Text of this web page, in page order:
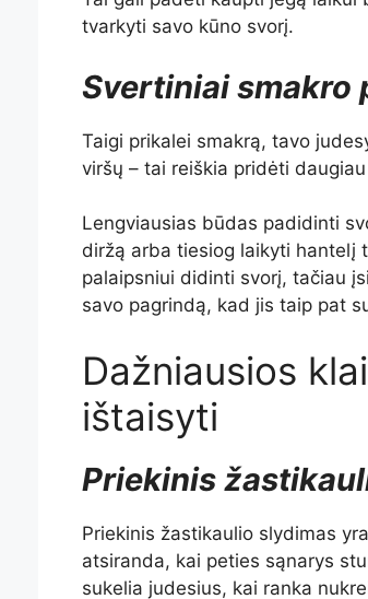
tvarkyti savo kūno svorį.
Svertiniai smakro
Taigi prikalei smakrą, tavo
viršų – tai reiškia pridėti
Lengviausias būdas padidinti
diržą arba tiesiog laikyti hantelį
palaipsniui didinti svorį, tačiau
savo pagrindą, kad jis taip pat
Dažniausios
ištaisyti
Priekinis
Priekinis žastikaulio slydimas
atsiranda, kai peties sąnarys
sukelia judesius, kai ranka